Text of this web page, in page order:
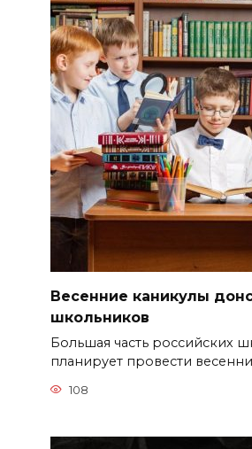
Весенние каникулы
школьников
Большая часть российских
планирует провести
108